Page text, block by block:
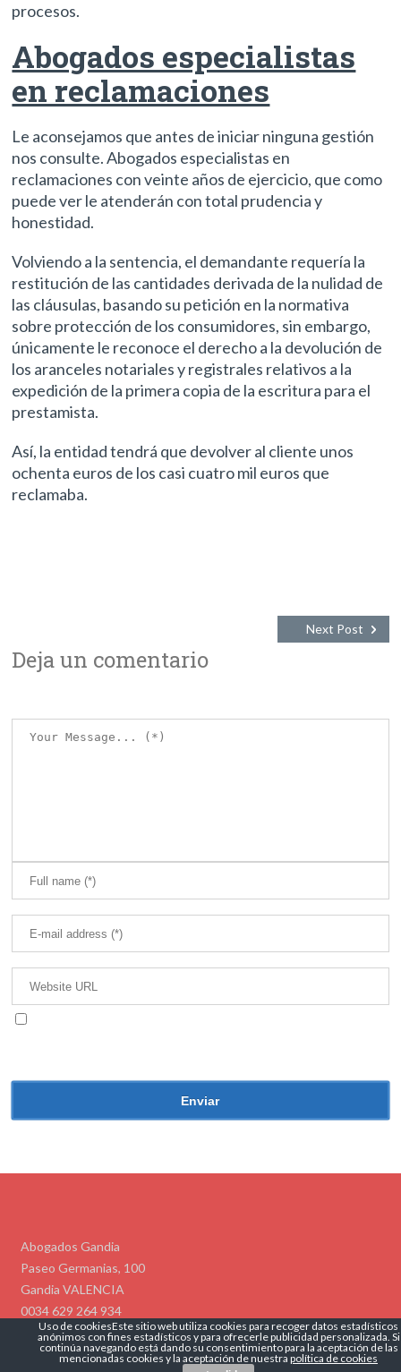
procesos.
Abogados especialistas
en reclamaciones
Le aconsejamos que antes de iniciar ninguna gestión
nos consulte. Abogados especialistas en
reclamaciones con veinte años de ejercicio, que como
puede ver le atenderán con total prudencia y
honestidad.
Volviendo a la sentencia, el demandante requería la
restitución de las cantidades derivada de la nulidad de
las cláusulas, basando su petición en la normativa
sobre protección de los consumidores, sin embargo,
únicamente le reconoce el derecho a la devolución de
los aranceles notariales y registrales relativos a la
expedición de la primera copia de la escritura para el
prestamista.
Así, la entidad tendrá que devolver al cliente unos
ochenta euros de los casi cuatro mil euros que
reclamaba.
Next Post
Deja un comentario
Abogados Gandia
Paseo Germanias, 100
Gandia VALENCIA
0034 629 264 934
info@abogadogandia.es
Politíca de Privacidad
Politíca de Cookies
Uso de cookiesEste sitio web utiliza cookies para recoger datos estadísticos
anónimos con fines estadísticos y para ofrecerle publicidad personalizada. Si
continúa navegando está dando su consentimiento para la aceptación de las
mencionadas cookies y la aceptación de nuestra política de cookies